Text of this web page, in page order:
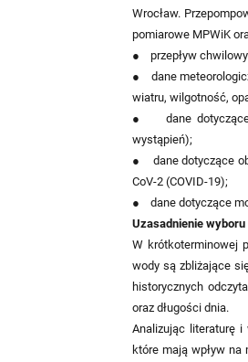
Wrocław.
pomiarowe MPWiK
● przepływ
● dane
wiatru, wilgotność,
● dane dotyczące
wystąpień);
● dane dotyczące
CoV-2 (COVID-19);
● dane dotyczące
Uzasadnienie wyboru
W krótkoterminowej
wody są zbliżające
historycznych
oraz długości dnia.
Analizując literaturę i
które mają wpływ na